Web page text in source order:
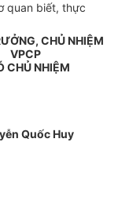
quan biết, thực
CHỦ NHIỆM
VPCP
CHỦ NHIỆM
Quốc Huy